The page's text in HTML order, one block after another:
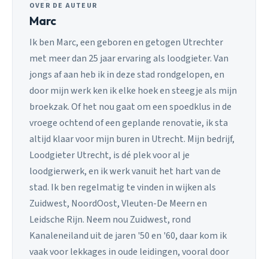
OVER DE AUTEUR
Marc
Ik ben Marc, een geboren en getogen Utrechter
met meer dan 25 jaar ervaring als loodgieter. Van
jongs af aan heb ik in deze stad rondgelopen, en
door mijn werk ken ik elke hoek en steegje als mijn
broekzak. Of het nou gaat om een spoedklus in de
vroege ochtend of een geplande renovatie, ik sta
altijd klaar voor mijn buren in Utrecht. Mijn bedrijf,
Loodgieter Utrecht, is dé plek voor al je
loodgierwerk, en ik werk vanuit het hart van de
stad. Ik ben regelmatig te vinden in wijken als
Zuidwest, NoordOost, Vleuten-De Meern en
Leidsche Rijn. Neem nou Zuidwest, rond
Kanaleneiland uit de jaren '50 en '60, daar kom ik
vaak voor lekkages in oude leidingen, vooral door